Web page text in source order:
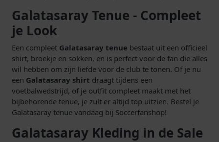
Galatasaray Tenue - Compleet
je Look
Een compleet Galatasaray tenue bestaat uit een officieel
shirt, broekje en sokken, en is perfect voor de fan die alles
wil hebben om zijn liefde voor de club te tonen. Of je nu
een Galatasaray shirt draagt tijdens een
voetbalwedstrijd, of je outfit compleet maakt met het
bijbehorende tenue, je zult er altijd top uitzien. Bestel je
Galatasaray tenue vandaag bij Soccerfanshop!
Galatasaray Kleding in de Sale